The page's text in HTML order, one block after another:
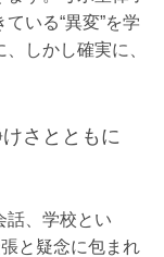
いる“異変”を学
しかし確実に、
さとともに
話、学校とい
と疑念に包まれ